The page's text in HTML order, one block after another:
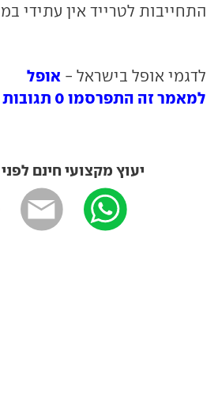
התחייבות לטרייד אין עתידי
לדגמי אופל בישראל - אופל
למאמר זה התפרסמו 0 תגובות
יעוץ מקצועי חינם